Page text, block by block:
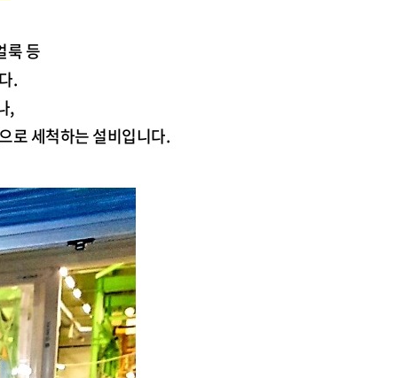
룩 등
.
,
로 세척하는 설비입니다.